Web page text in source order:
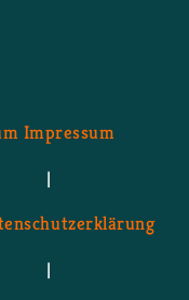
Im­pres­sum
|
|